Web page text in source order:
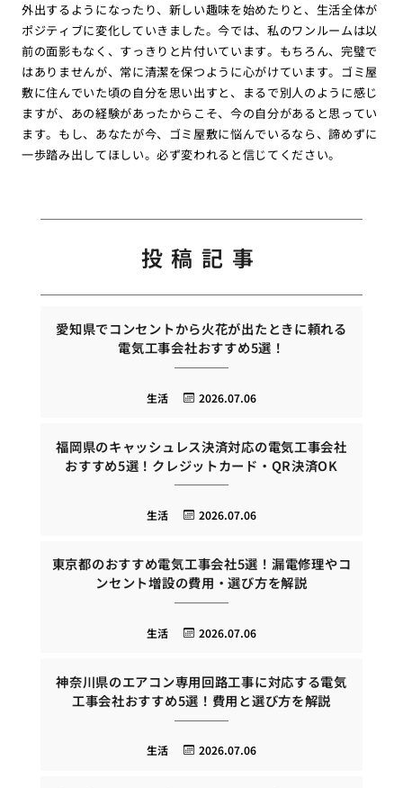
外出するようになったり、新しい趣味を始めたりと、生活全体が
ポジティブに変化していきました。今では、私のワンルームは以
前の面影もなく、すっきりと片付いています。もちろん、完璧で
はありませんが、常に清潔を保つように心がけています。ゴミ屋
敷に住んでいた頃の自分を思い出すと、まるで別人のように感じ
ますが、あの経験があったからこそ、今の自分があると思ってい
ます。もし、あなたが今、ゴミ屋敷に悩んでいるなら、諦めずに
一歩踏み出してほしい。必ず変われると信じてください。
投稿記事
愛知県でコンセントから火花が出たときに頼れる
電気工事会社おすすめ5選！
2026.07.06
生活
福岡県のキャッシュレス決済対応の電気工事会社
おすすめ5選！クレジットカード・QR決済OK
2026.07.06
生活
東京都のおすすめ電気工事会社5選！漏電修理やコ
ンセント増設の費用・選び方を解説
2026.07.06
生活
神奈川県のエアコン専用回路工事に対応する電気
工事会社おすすめ5選！費用と選び方を解説
2026.07.06
生活